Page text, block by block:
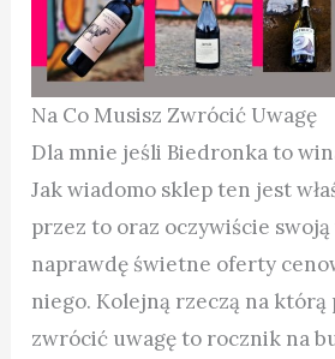
Na Co Musisz Zwrócić Uwagę
Dla mnie jeśli Biedronka to
Jak wiadomo sklep ten jest
przez to oraz oczywiście
naprawdę świetne oferty
niego. Kolejną rzeczą na
zwrócić uwagę to rocznik na